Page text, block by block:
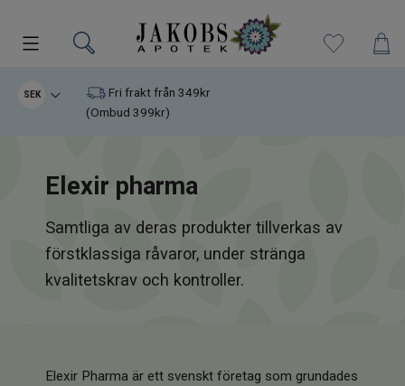
Kampanjer
Varumärken
Kosttillskott
Superfood
Kristaller
SEK
Fri frakt från 349kr
(Ombud 399kr)
Elexir pharma
Samtliga av deras produkter tillverkas av
förstklassiga råvaror, under stränga
kvalitetskrav och kontroller.
Elexir Pharma är ett svenskt företag som grundades